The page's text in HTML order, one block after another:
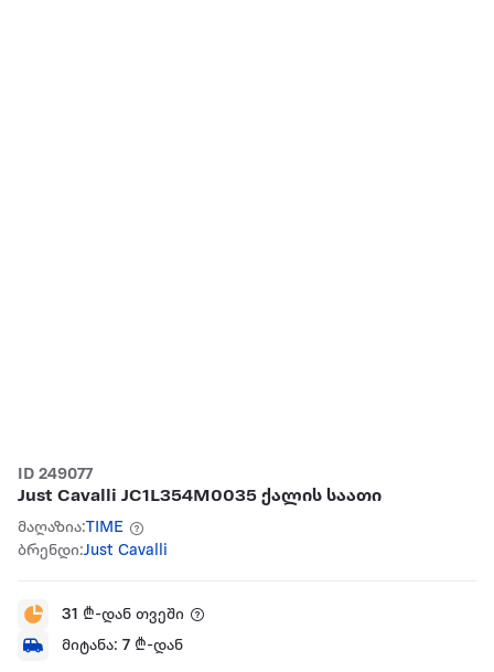
ID 249077
Just Cavalli JC1L354M0035 ქალის საათი
მაღაზია:TIME
ბრენდი:Just Cavalli
31 ₾-დან თვეში
მიტანა: 7 ₾-დან